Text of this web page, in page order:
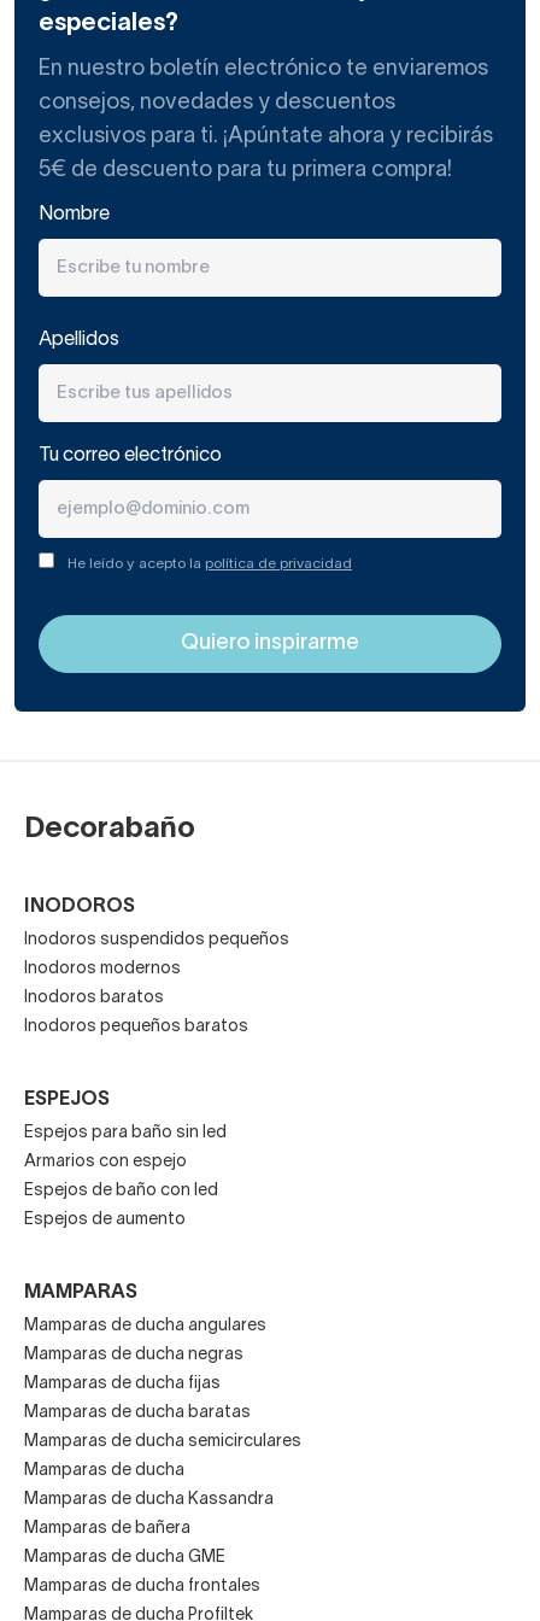
especiales?
En nuestro boletín electrónico te enviaremos
consejos, novedades y descuentos
exclusivos para ti. ¡Apúntate ahora y recibirás
5€ de descuento para tu primera compra!
Nombre
Apellidos
Tu correo electrónico
He leído y acepto la política de privacidad
Decorabaño
INODOROS
Inodoros suspendidos pequeños
Inodoros modernos
Inodoros baratos
Inodoros pequeños baratos
ESPEJOS
Espejos para baño sin led
Armarios con espejo
Espejos de baño con led
Espejos de aumento
MAMPARAS
Mamparas de ducha angulares
Mamparas de ducha negras
Mamparas de ducha fijas
Mamparas de ducha baratas
Mamparas de ducha semicirculares
Mamparas de ducha
Mamparas de ducha Kassandra
Mamparas de bañera
Mamparas de ducha GME
Mamparas de ducha frontales
Mamparas de ducha Profiltek